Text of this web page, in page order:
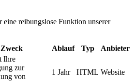
reibungslose Funktion unserer
Zweck Ablauf Typ Anbieter
Ihre
zur
von
1 Jahr HTML Website